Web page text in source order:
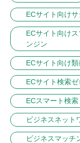
ECサイト向け
ECサイト向け
ンジン
ECサイト向け
ECサイト検索
ECスマート検索
ビジネスネット
ビジネスマッチ